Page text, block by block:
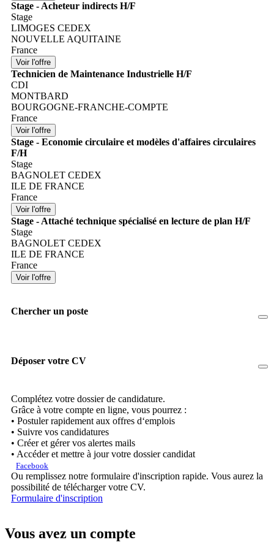
Stage - Acheteur indirects H/F
Stage
LIMOGES CEDEX
NOUVELLE AQUITAINE
France
Technicien de Maintenance Industrielle H/F
CDI
MONTBARD
BOURGOGNE-FRANCHE-COMPTE
France
Stage - Economie circulaire et modèles d'affaires circulaires
F/H
Stage
BAGNOLET CEDEX
ILE DE FRANCE
France
Stage - Attaché technique spécialisé en lecture de plan H/F
Stage
BAGNOLET CEDEX
ILE DE FRANCE
France
Chercher un poste
Déposer votre CV
Complétez votre dossier de candidature.
Grâce à votre compte en ligne, vous pourrez :
• Postuler rapidement aux offres d‘emplois
• Suivre vos candidatures
• Créer et gérer vos alertes mails
• Accéder et mettre à jour votre dossier candidat
Facebook
Ou remplissez notre formulaire d'inscription rapide. Vous aurez la
possibilité de télécharger votre CV.
Formulaire d'inscription
Vous avez un compte